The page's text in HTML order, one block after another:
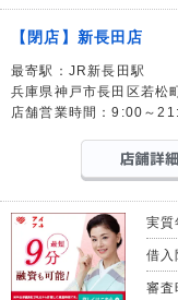
【閉店】新長田店
最寄駅：JR新長田駅
兵庫県神戸市長田区若
店舗営業時間：9:00～
実質
借入
審査